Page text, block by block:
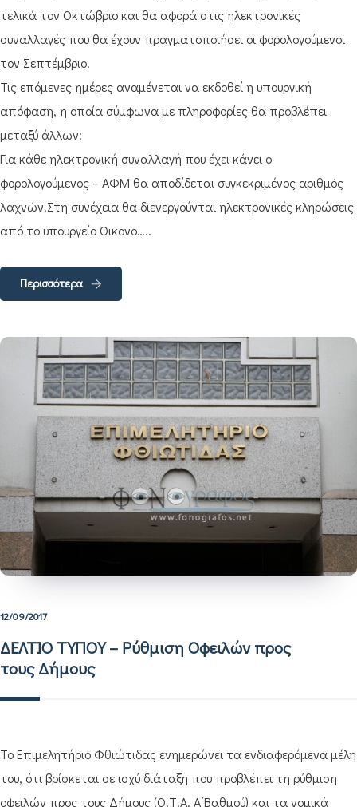
τελικά τον Οκτώβριο και θα αφορά στις ηλεκτρονικές
συναλλαγές που θα έχουν πραγματοποιήσει οι φορολογούμενοι
τον Σεπτέμβριο.
Τις επόμενες ημέρες αναμένεται να εκδοθεί η υπουργική
απόφαση, η οποία σύμφωνα με πληροφορίες θα προβλέπει
μεταξύ άλλων:
Για κάθε ηλεκτρονική συναλλαγή που έχει κάνει ο
φορολογούμενος – ΑΦΜ θα αποδίδεται συγκεκριμένος αριθμός
λαχνών.Στη συνέχεια θα διενεργούνται ηλεκτρονικές κληρώσεις
από το υπουργείο Οικονο…..
Περισσότερα
12/09/2017
ΔΕΛΤΙΟ ΤΥΠΟΥ – Ρύθμιση Οφειλών προς
τους Δήμους
Το Επιμελητήριο Φθιώτιδας ενημερώνει τα ενδιαφερόμενα μέλη
του, ότι βρίσκεται σε ισχύ διάταξη που προβλέπει τη ρύθμιση
οφειλών προς τους Δήμους (Ο.Τ.Α. Α΄Βαθμού) και τα νομικά